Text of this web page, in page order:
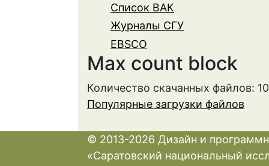
Список ВАК
Журналы СГУ
EBSCO
Max count block
Количество скачанных файлов:
Популярные загрузки файлов
© 2013-2026 Дизайн и
«Саратовский национальный